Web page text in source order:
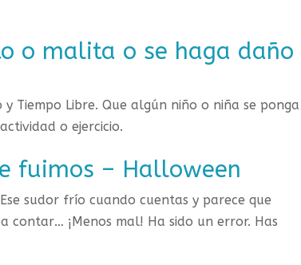
o malita o se haga daño
Tiempo Libre. Que algún niño o niña se ponga
o ejercicio.
fuimos – Halloween
sudor frío cuando cuentas y parece que
contar… ¡Menos mal! Ha sido un error. Has